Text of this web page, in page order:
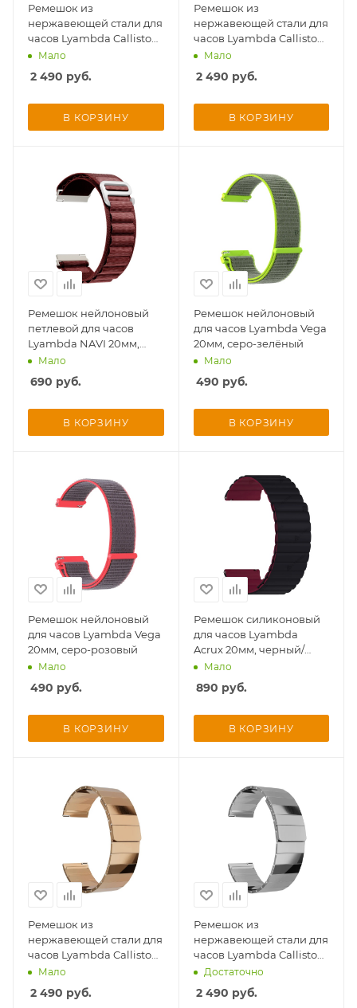
Ремешок из
нержавеющей стали для
часов Lyambda Callisto
20мм, черный
Мало
2 490 руб.
В КОРЗИНУ
Ремешок из
нержавеющей стали для
часов Lyambda Callisto
22мм, розовый
Мало
2 490 руб.
В КОРЗИНУ
Ремешок нейлоновый
петлевой для часов
Lyambda NAVI 20мм,
винный красный
Мало
690 руб.
В КОРЗИНУ
Ремешок нейлоновый
для часов Lyambda Vega
20мм, серо-зелёный
Мало
490 руб.
В КОРЗИНУ
Ремешок нейлоновый
для часов Lyambda Vega
20мм, серо-розовый
Мало
490 руб.
В КОРЗИНУ
Ремешок силиконовый
для часов Lyambda
Acrux 20мм, черный/
винный красный
Мало
890 руб.
В КОРЗИНУ
Ремешок из
нержавеющей стали для
часов Lyambda Callisto
22мм, розово-золотой
Мало
2 490 руб.
Ремешок из
нержавеющей стали для
часов Lyambda Callisto
20мм, серебристый
Достаточно
2 490 руб.
раз в 2 недели